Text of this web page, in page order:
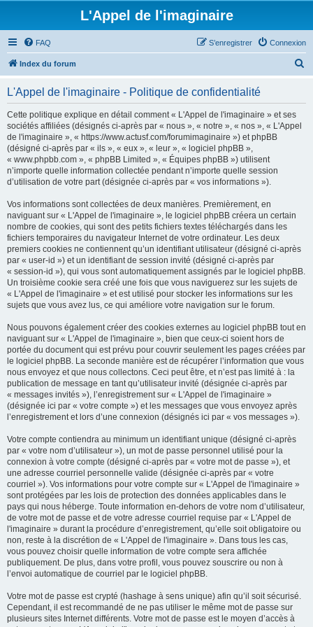
L'Appel de l'imaginaire
FAQ Connexion
S’enregistrer
Index du forum
L'Appel de l'imaginaire - Politique de confidentialité
Cette politique explique en détail comment « L'Appel de l'imaginaire » et ses
sociétés affiliées (désignés ci-après par « nous », « notre », « nos », « L'Appel
de l'imaginaire », « https://www.actusf.com/forumimaginaire ») et phpBB
(désigné ci-après par « ils », « eux », « leur », « logiciel phpBB »,
« www.phpbb.com », « phpBB Limited », « Équipes phpBB ») utilisent
n’importe quelle information collectée pendant n’importe quelle session
d’utilisation de votre part (désignée ci-après par « vos informations »).
Vos informations sont collectées de deux manières. Premièrement, en
naviguant sur « L'Appel de l'imaginaire », le logiciel phpBB créera un certain
nombre de cookies, qui sont des petits fichiers textes téléchargés dans les
fichiers temporaires du navigateur Internet de votre ordinateur. Les deux
premiers cookies ne contiennent qu’un identifiant utilisateur (désigné ci-après
par « user-id ») et un identifiant de session invité (désigné ci-après par
« session-id »), qui vous sont automatiquement assignés par le logiciel phpBB.
Un troisième cookie sera créé une fois que vous naviguerez sur les sujets de
« L'Appel de l'imaginaire » et est utilisé pour stocker les informations sur les
sujets que vous avez lus, ce qui améliore votre navigation sur le forum.
Nous pouvons également créer des cookies externes au logiciel phpBB tout en
naviguant sur « L'Appel de l'imaginaire », bien que ceux-ci soient hors de
portée du document qui est prévu pour couvrir seulement les pages créées par
le logiciel phpBB. La seconde manière est de récupérer l’information que vous
nous envoyez et que nous collectons. Ceci peut être, et n’est pas limité à : la
publication de message en tant qu’utilisateur invité (désignée ci-après par
« messages invités »), l’enregistrement sur « L'Appel de l'imaginaire »
(désignée ici par « votre compte ») et les messages que vous envoyez après
l’enregistrement et lors d’une connexion (désignés ici par « vos messages »).
Votre compte contiendra au minimum un identifiant unique (désigné ci-après
par « votre nom d’utilisateur »), un mot de passe personnel utilisé pour la
connexion à votre compte (désigné ci-après par « votre mot de passe »), et
une adresse courriel personnelle valide (désignée ci-après par « votre
courriel »). Vos informations pour votre compte sur « L'Appel de l'imaginaire »
sont protégées par les lois de protection des données applicables dans le
pays qui nous héberge. Toute information en-dehors de votre nom d’utilisateur,
de votre mot de passe et de votre adresse courriel requise par « L'Appel de
l'imaginaire » durant la procédure d’enregistrement, qu’elle soit obligatoire ou
non, reste à la discrétion de « L'Appel de l'imaginaire ». Dans tous les cas,
vous pouvez choisir quelle information de votre compte sera affichée
publiquement. De plus, dans votre profil, vous pouvez souscrire ou non à
l’envoi automatique de courriel par le logiciel phpBB.
Votre mot de passe est crypté (hashage à sens unique) afin qu’il soit sécurisé.
Cependant, il est recommandé de ne pas utiliser le même mot de passe sur
plusieurs sites Internet différents. Votre mot de passe est le moyen d’accès à